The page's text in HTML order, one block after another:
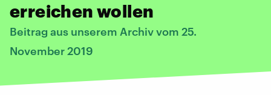
erreichen wollen
Beitrag aus unserem Archiv vom 25.
November 2019